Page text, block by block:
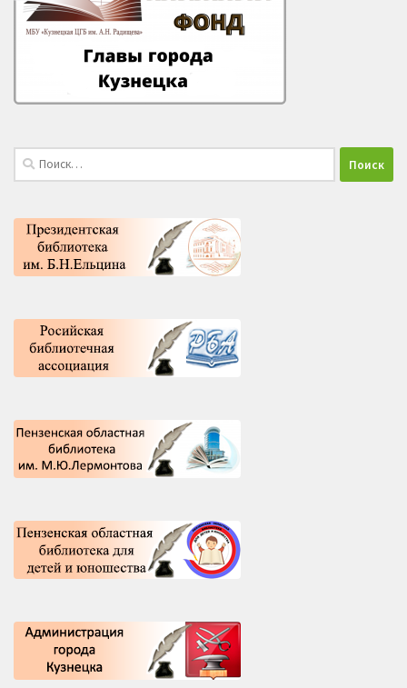
Найти: